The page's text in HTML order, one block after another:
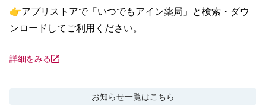
👉アプリストアで「いつでもアイン薬局」と検索・ダウ
ンロードしてご利用ください。
詳細をみる
お知らせ一覧はこちら